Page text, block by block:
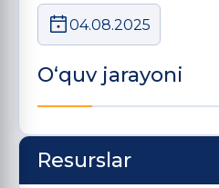
04.08.2025
O‘quv jarayoni
Resurslar